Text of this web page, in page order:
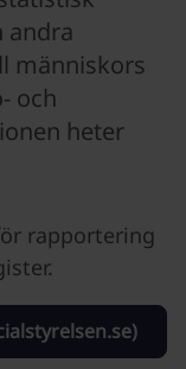
andra
människors
och
heter
rapportering